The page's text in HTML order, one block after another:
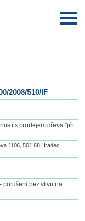
2008/510/IF
s prodejem dřeva "při
1106, 501 68 Hradec
porušení bez vlivu na